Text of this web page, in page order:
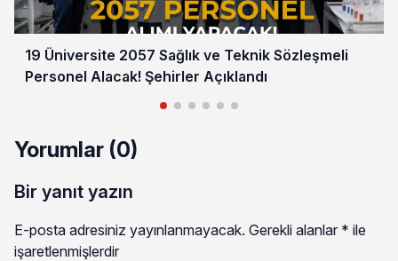
19 Üniversite 2057 Sağlık ve Teknik Sözleşmeli
Personel Alacak! Şehirler Açıklandı
Yorumlar (0)
Bir yanıt yazın
E-posta adresiniz yayınlanmayacak. Gerekli alanlar * ile
işaretlenmişlerdir